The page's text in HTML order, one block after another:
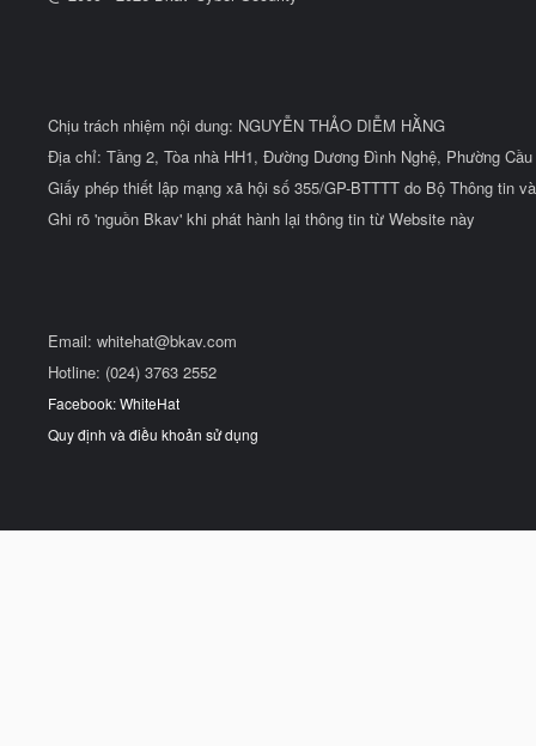
Chịu trách nhiệm nội dung: NGUYỄN THẢO DIỄM HẰNG
Địa chỉ: Tầng 2, Tòa nhà HH1, Đường Dương Đình Nghệ, Phường
Giấy phép thiết lập mạng xã hội số 355/GP-BTTTT do Bộ Thông tin
Ghi rõ 'nguồn Bkav' khi phát hành lại thông tin từ Website này
Email: whitehat@bkav.com
Hotline: (024) 3763 2552
Facebook: WhiteHat
Quy định và điều khoản sử dụng